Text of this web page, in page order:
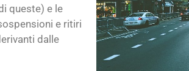
queste) e le
e ritiri
dalle